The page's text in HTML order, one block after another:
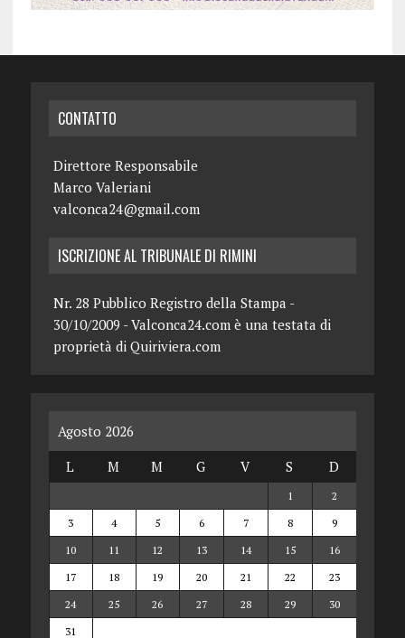
CONTATTO
Direttore Responsabile
Marco Valeriani
valconca24@gmail.com
ISCRIZIONE AL TRIBUNALE DI RIMINI
Nr. 28 Pubblico Registro della Stampa -
30/10/2009 - Valconca24.com è una testata di
proprietà di Quiriviera.com
Agosto 2026
L
M M G V S D
1
2
3
4 5 6 7 8
9
10
11 12 13 14 15
16
17
18 19 20 21 22
23
24
25 26 27 28 29
30
31